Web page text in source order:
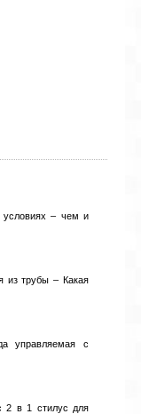
– чем и
из трубы – Какая
управляемая с
2 в 1 стилус для